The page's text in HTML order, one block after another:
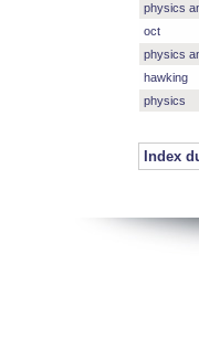
physics
oct
physics
hawking
physics
Index